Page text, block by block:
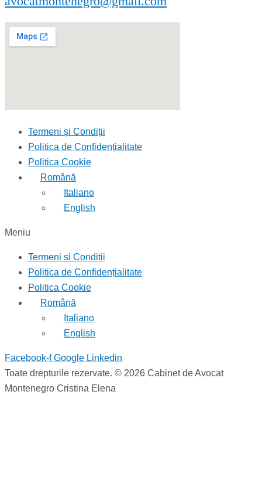
Termeni și Condiții
Politica de Confidențialitate
Politica Cookie
Română
Italiano
English
Meniu
Termeni și Condiții
Politica de Confidențialitate
Politica Cookie
Română
Italiano
English
Facebook-f Google Linkedin
Toate drepturile rezervate. © 2026 Cabinet de Avocat
Montenegro Cristina Elena